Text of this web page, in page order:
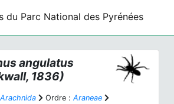
du Parc National des Pyrénées
angulatus
1836)
Arachnida Ordre : Araneae